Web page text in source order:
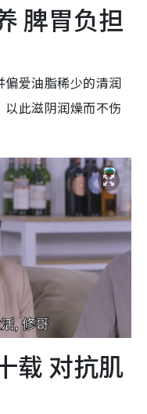
脾胃负担
爱油脂稀少的清润
此滋阴润燥而不伤
载 对抗肌